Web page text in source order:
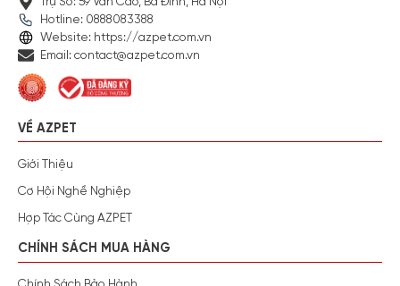
Hotline: 0888083388
Website: https://azpet.com.vn
Email: contact@azpet.com.vn
VỀ AZPET
Giới Thiệu
Cơ Hội Nghề Nghiệp
Hợp Tác Cùng AZPET
CHÍNH SÁCH MUA HÀNG